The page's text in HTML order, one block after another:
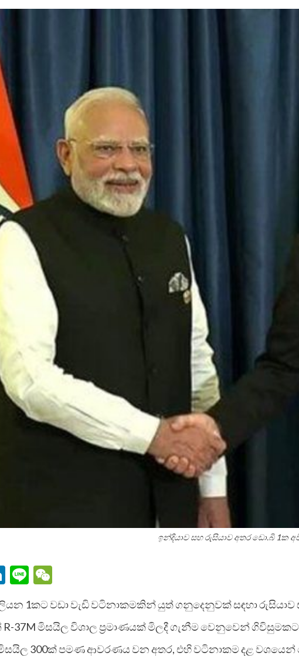
ඉන්දියාව සහ රුසියාව අතර ඩො.බි 1ක
LinkedIn
LineWeChat
1කට වඩා වැඩි වටිනාකමකින් යුත් ගනුදෙනුවක් සඳහා රුසියාව
37M මිසයිල විශාල ප්‍රමාණයක් මිලදී ගැනීම වෙනුවෙන්
300ක් පමණ ආවරණය වන අතර, එහි වටිනාකම දළ වශයෙන්